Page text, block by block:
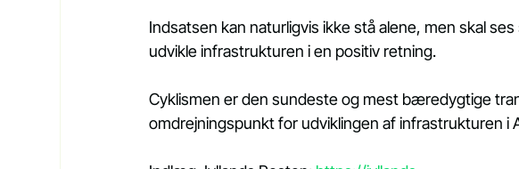
Indsatsen kan naturligvis ikke stå alene, men skal
udvikle infrastrukturen i en positiv retning.
Cyklismen er den sundeste og mest bæredygtige
omdrejningspunkt for udviklingen af infrastrukturen i